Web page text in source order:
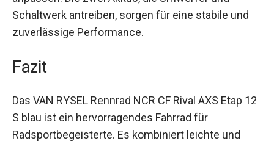
anpassen. Die zwei Akkus, die Umwerfer und
Schaltwerk antreiben, sorgen für eine stabile und
zuverlässige Performance.
Fazit
Das VAN RYSEL Rennrad NCR CF Rival AXS Etap
12 S blau ist ein hervorragendes Fahrrad für